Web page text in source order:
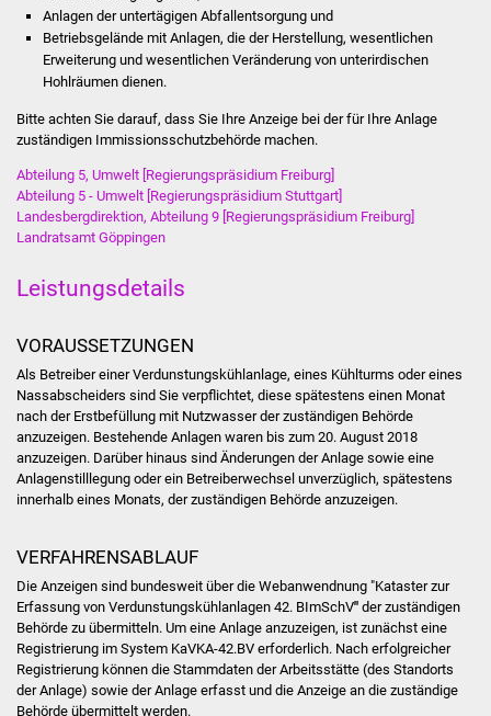
Kinder- und
Stadtwerke
Suenergie
Pflege von Angehörigen
Hitzewarnung / UV-
Index
Abfall und Entsorgung
Kultur & Freizeit
Anlagen der untertägigen Abfallentsorgung und
Betriebsgelände mit Anlagen, die der Herstellung, wesentlichen
Erweiterung und wesentlichen Veränderung von unterirdischen
Hohlräumen dienen.
Bitte achten Sie darauf, dass Sie Ihre Anzeige bei der für Ihre Anlage
zuständigen Immissionsschutzbehörde machen.
Abteilung 5, Umwelt [Regierungspräsidium Freiburg]
Abteilung 5 - Umwelt [Regierungspräsidium Stuttgart]
Landesbergdirektion, Abteilung 9 [Regierungspräsidium Freiburg]
Landratsamt Göppingen
Leistungsdetails
VORAUSSETZUNGEN
Als Betreiber einerVerdunstungskühlanlage, eines Kühlturms oder eines
Nassabscheiders sind Sie verpflichtet, diese spätestens einen Monat
nach der Erstbefüllung mit Nutzwasser der zuständigen Behörde
anzuzeigen. Bestehende Anlagen waren bis zum 20. August 2018
anzuzeigen. Darüber hinaus sind Änderungen der Anlage sowie eine
Anlagenstilllegung oder ein Betreiberwechsel unverzüglich, spätestens
innerhalb eines Monats, der zuständigen Behördeanzuzeigen.
VERFAHRENSABLAUF
Die Anzeigen sind bundesweit über die Webanwendnung "Kataster zur
Erfassung von Verdunstungskühlanlagen 42. BImSchV" der zuständigen
Behörde zu übermitteln. Um eine Anlage anzuzeigen, ist zunächst eine
Registrierung im System KaVKA-42.BV erforderlich. Nach erfolgreicher
Registrierung können die Stammdaten der Arbeitsstätte (des Standorts
der Anlage) sowie der Anlage erfasst und die Anzeige an die zuständige
Behörde übermittelt werden.